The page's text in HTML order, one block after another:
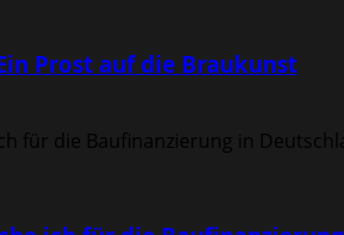
Prost auf die Braukunst